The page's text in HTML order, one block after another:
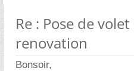
Re : Pose de
renovation
Bonsoir,